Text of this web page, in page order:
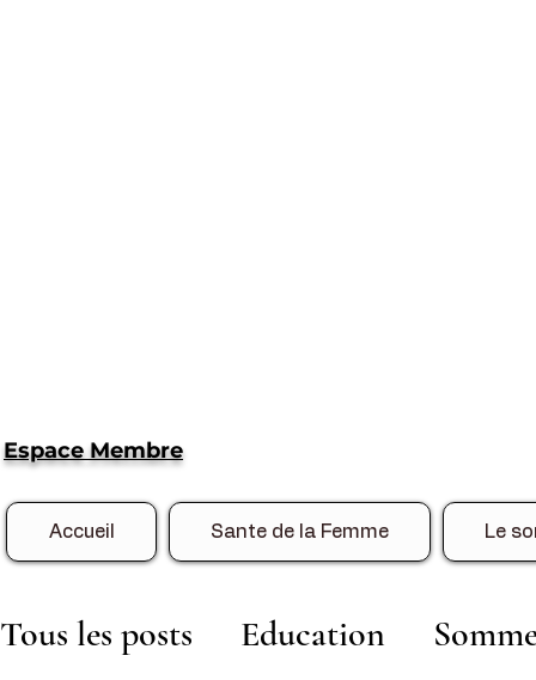
Espace Membre
Accueil Sante de la Femme Le
Tous les posts Education